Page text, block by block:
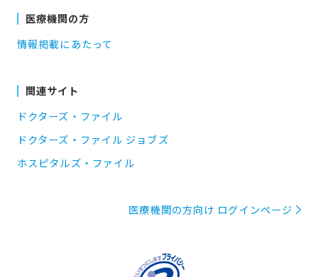
医療機関の方
情報掲載にあたって
関連サイト
ドクターズ・ファイル
ドクターズ・ファイル ジョブズ
ホスピタルズ・ファイル
医療機関の方向け ログインページ